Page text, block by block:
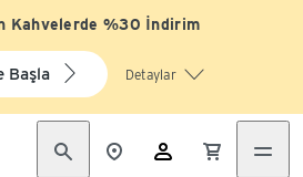
Kahvelerde %30 İndirim
Başla Detaylar